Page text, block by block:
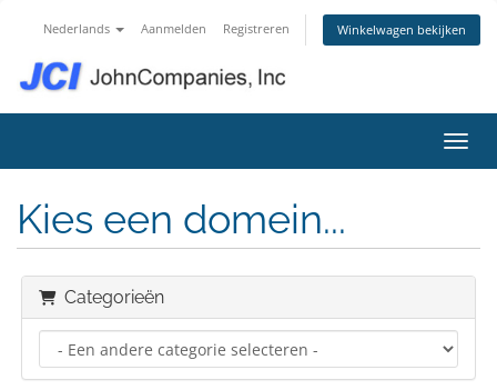
Nederlands Aanmelden Registreren Winkelwagen bekijken
Kies een domein...
Categorieën